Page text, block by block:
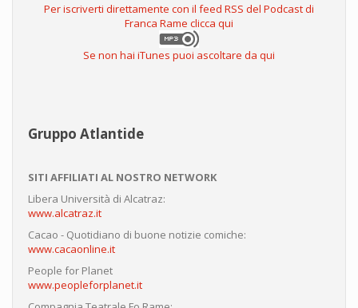
Per iscriverti direttamente con il feed RSS del Podcast di
Franca Rame clicca qui
Se non hai iTunes puoi ascoltare da qui
Gruppo Atlantide
SITI AFFILIATI AL NOSTRO NETWORK
Libera Università di Alcatraz:
www.alcatraz.it
Cacao - Quotidiano di buone notizie comiche:
www.cacaonline.it
People for Planet
www.peopleforplanet.it